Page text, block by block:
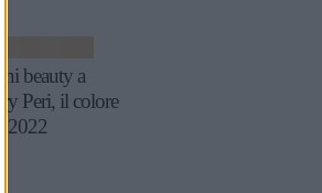
beauty a
Peri, il colore
2022